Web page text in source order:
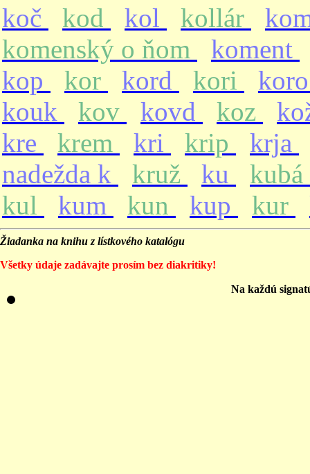
koč kod kol kollár
komenský o ňom
koment
kop
kor kord kori
kouk
kov kovd koz
kre
krem kri krip
krja
nadežda k
kruž ku
kubá
kul
kum kun kup kur
Žiadanka na knihu z lístkového katalógu
Všetky údaje zadávajte prosím bez diakritiky!
Na každú